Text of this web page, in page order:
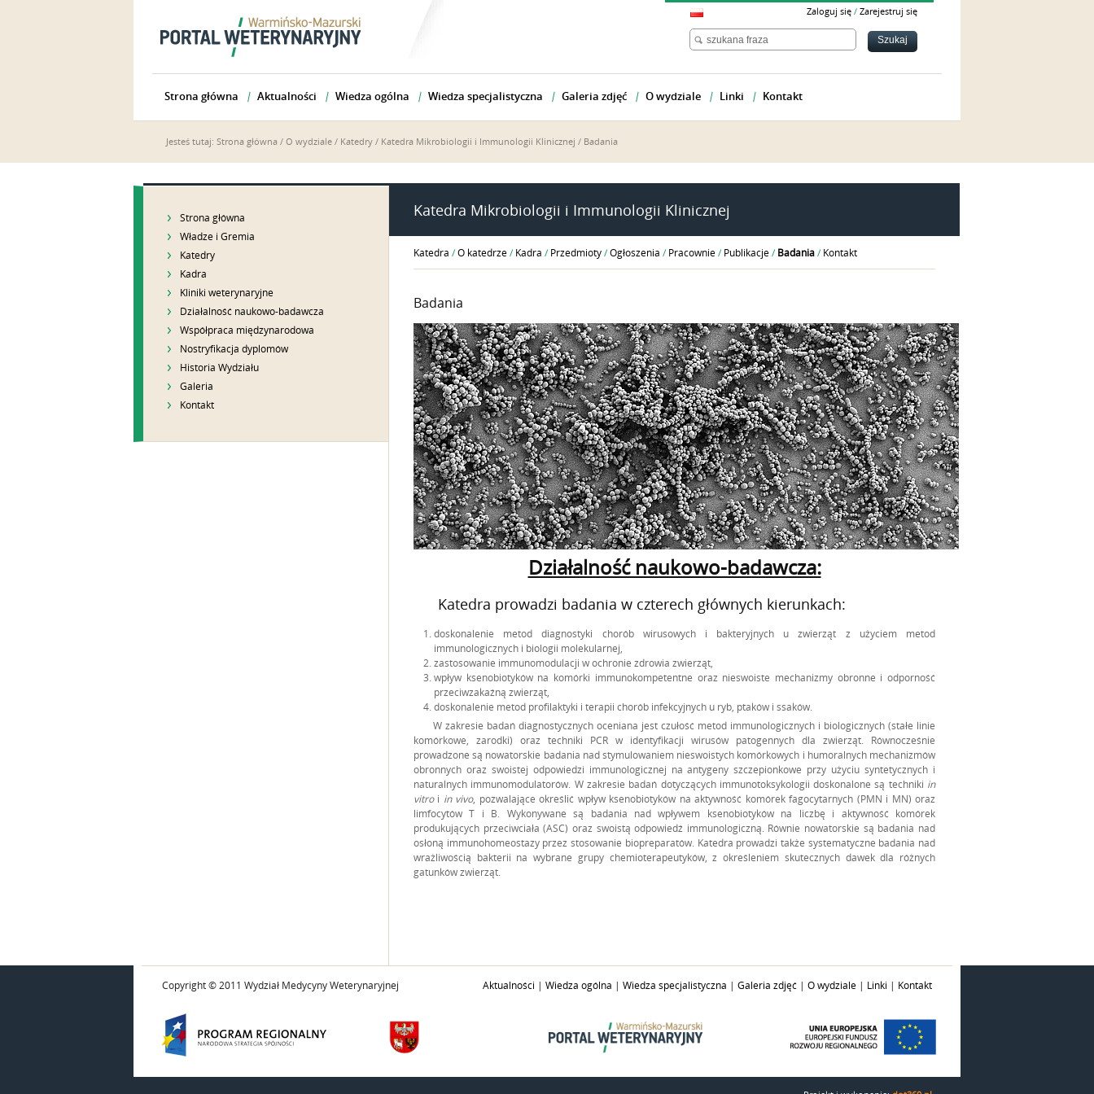
Zaloguj się / Zarejestruj się
Strona główna Aktualności Wiedza ogólna Wiedza specjalistyczna Galeria zdjęć O wydziale Linki Kontakt
Jesteś tutaj: Strona główna / O wydziale / Katedry / Katedra Mikrobiologii i Immunologii Klinicznej / Badania
Strona główna
Władze i Gremia
Katedry
Kadra
Kliniki weterynaryjne
Działalność naukowo-badawcza
Współpraca międzynarodowa
Nostryfikacja dyplomów
Historia Wydziału
Galeria
Kontakt
Katedra Mikrobiologii i Immunologii Klinicznej
Katedra / O katedrze / Kadra / Przedmioty / Ogłoszenia / Pracownie / Publikacje / Badania / Kontakt
Badania
Działalność naukowo-badawcza:
Katedra prowadzi badania w czterech głównych kierunkach:
doskonalenie metod diagnostyki chorób wirusowych i bakteryjnych u zwierząt z użyciem metod
immunologicznych i biologii molekularnej,
zastosowanie immunomodulacji w ochronie zdrowia zwierząt,
wpływ ksenobiotyków na komórki immunokompetentne oraz nieswoiste mechanizmy obronne i odporność
przeciwzakaźną zwierząt,
doskonalenie metod profilaktyki i terapii chorób infekcyjnych u ryb, ptaków i ssaków.
W zakresie badań diagnostycznych oceniana jest czułość metod immunologicznych i biologicznych (stałe linie
komórkowe, zarodki) oraz techniki PCR w identyfikacji wirusów patogennych dla zwierząt. Równocześnie
prowadzone są nowatorskie badania nad stymulowaniem nieswoistych komórkowych i humoralnych mechanizmów
obronnych oraz swoistej odpowiedzi immunologicznej na antygeny szczepionkowe przy użyciu syntetycznych i
naturalnych immunomodulatorów. W zakresie badań dotyczących immunotoksykologii doskonalone są techniki in
vitroi in vivo, pozwalające określić wpływ ksenobiotyków na aktywność komórek fagocytarnych (PMN i MN) oraz
limfocytów T i B. Wykonywane są badania nad wpływem ksenobiotyków na liczbę i aktywność komórek
produkujących przeciwciała (ASC) oraz swoistą odpowiedź immunologiczną. Równie nowatorskie są badania nad
osłoną immunohomeostazy przez stosowanie biopreparatów. Katedra prowadzi także systematyczne badania nad
wrażliwością bakterii na wybrane grupy chemioterapeutyków, z określeniem skutecznych dawek dla różnych
gatunków zwierząt.
Copyright © 2011 Wydział Medycyny Weterynaryjnej Aktualności Wiedza ogólna Wiedza specjalistyczna Galeria zdjęć O wydziale Linki Kontakt